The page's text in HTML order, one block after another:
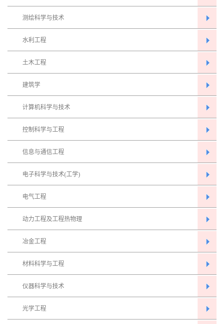
测绘科学与技术
水利工程
土木工程
建筑学
计算机科学与技术
控制科学与工程
信息与通信工程
电子科学与技术(工学)
电气工程
动力工程及工程热物理
冶金工程
材料科学与工程
仪器科学与技术
光学工程